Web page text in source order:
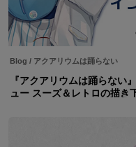
Blog / アクアリウムは踊らない
『アクアリウムは踊らない
ュー スーズ＆レトロの描き